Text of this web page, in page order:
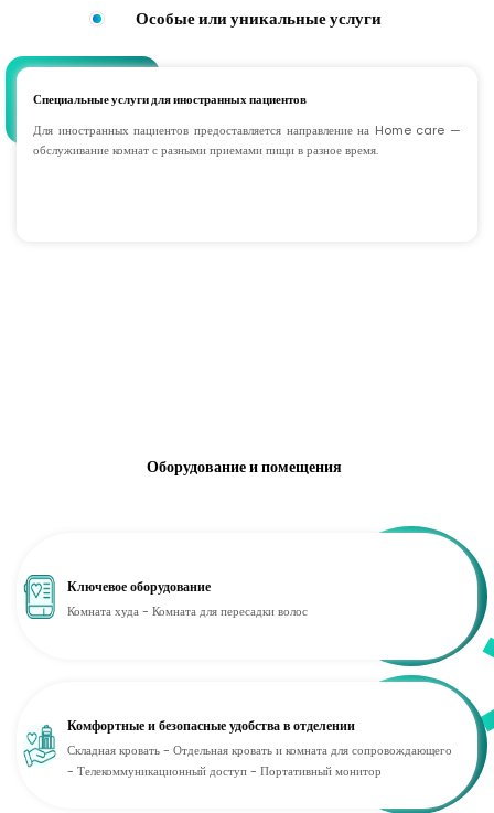
Особые или уникальные услуги
Специальные услуги для иностранных пациентов
Для иностранных пациентов предоставляется направление на Home care —
обслуживание комнат с разными приемами пищи в разное время.
Оборудование и помещения
Ключевое оборудование
Комната худа - Комната для пересадки волос
Комфортные и безопасные удобства в отделении
Складная кровать - Отдельная кровать и комната для сопровождающего
- Телекоммуникационный доступ - Портативный монитор